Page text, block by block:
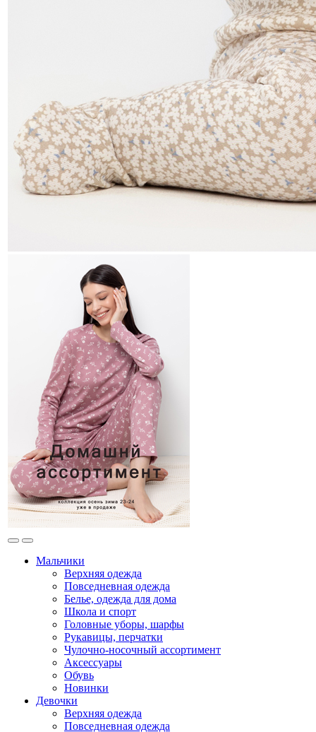
Мальчики
Верхняя одежда
Повседневная одежда
Белье, одежда для дома
Школа и спорт
Головные уборы, шарфы
Рукавицы, перчатки
Чулочно-носочный ассортимент
Аксессуары
Обувь
Новинки
Девочки
Верхняя одежда
Повседневная одежда